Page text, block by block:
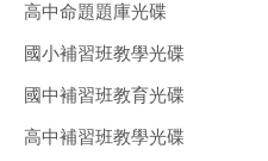
高中命題題庫光碟
國小補習班教學光碟
國中補習班教育光碟
高中補習班教學光碟